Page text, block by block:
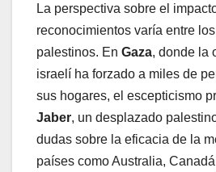
La perspectiva sobre el
reconocimientos varía entre
palestinos. En Gaza, donde la
israelí ha forzado a miles de
sus hogares, el escepticismo
Jaber, un desplazado
dudas sobre la eficacia de la
países como Australia,